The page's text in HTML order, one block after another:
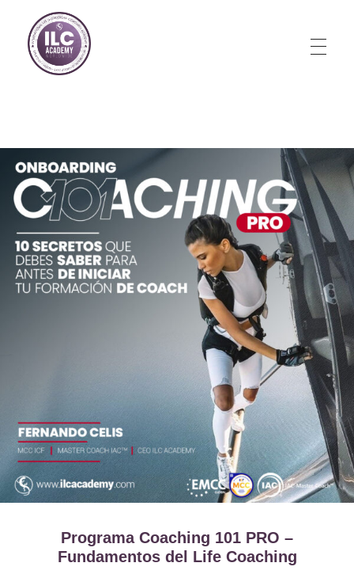
Programa Coaching 101 PRO –
Fundamentos del Life Coaching